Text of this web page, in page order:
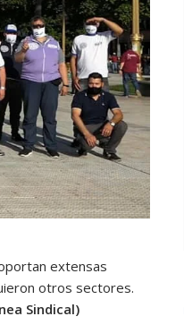
extensas
otros sectores.
Sindical)